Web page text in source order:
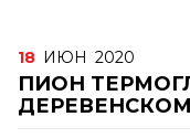
18 ИЮН 2020
ПИОН